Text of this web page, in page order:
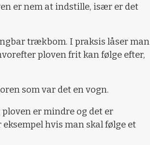
er nem at indstille, især er det
trækbom. I praksis låser man
ploven frit kan følge efter,
som var det en vogn.
er mindre og det er
hvis man skal følge et